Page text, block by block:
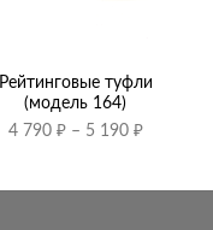
Рейтинговые туфли
(модель 164)
4 790 ₽ – 5 190 ₽